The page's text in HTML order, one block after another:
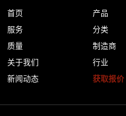
首页
服务
质量
关于我们
新闻动态
产品
分类
制造商
行业
获取报价